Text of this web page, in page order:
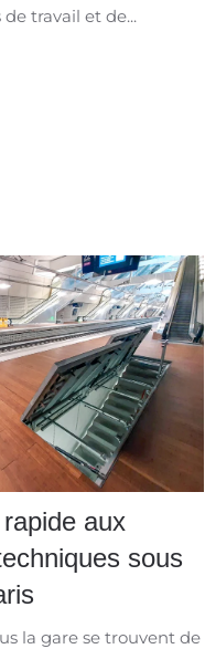
travail et de...
aux
sous
la gare se trouvent de